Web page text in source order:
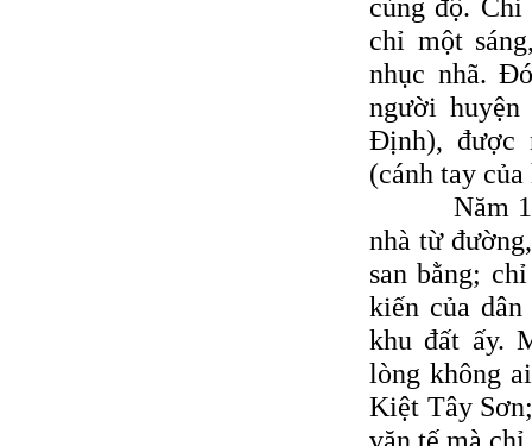
cùng độ.
chỉ một
nhục nhã.
người
Ðịnh), được
(cánh tay
Năm
nhà từ
san bằng;
kiến của
khu đất ấy.
lòng không
Kiệt Tây
văn tế mà